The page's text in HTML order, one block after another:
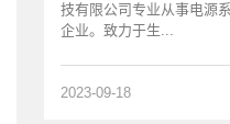
技有限公司专业从事电源
企业。致力于生...
2023-09-18